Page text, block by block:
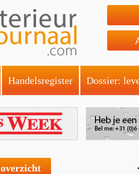
Handelsregister Dossier: